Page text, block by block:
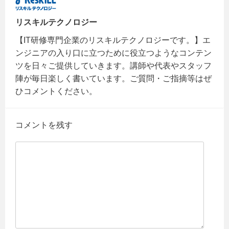
リスキルテクノロジー
【IT研修専門企業のリスキルテクノロジーです。】エ
ンジニアの入り口に立つために役立つようなコンテン
ツを日々ご提供していきます。講師や代表やスタッフ
陣が毎日楽しく書いています。ご質問・ご指摘等はぜ
ひコメントください。
コメントを残す